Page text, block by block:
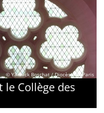
© Yannick Boschat / Diocèse de Paris
le Collège des